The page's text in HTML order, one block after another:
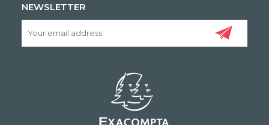
NEWSLETTER